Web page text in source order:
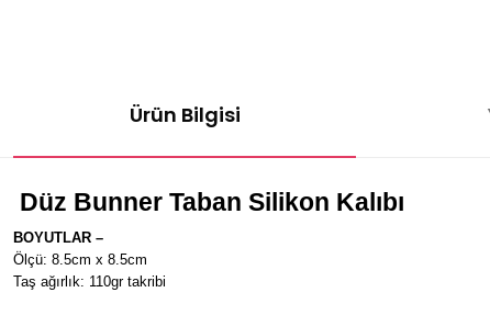
Ürün Bilgisi
Düz Bunner Taban Silikon Kalıbı
BOYUTLAR –
Ölçü: 8.5cm x 8.5cm
Taş ağırlık: 110gr takribi